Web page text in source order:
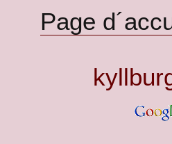
Page